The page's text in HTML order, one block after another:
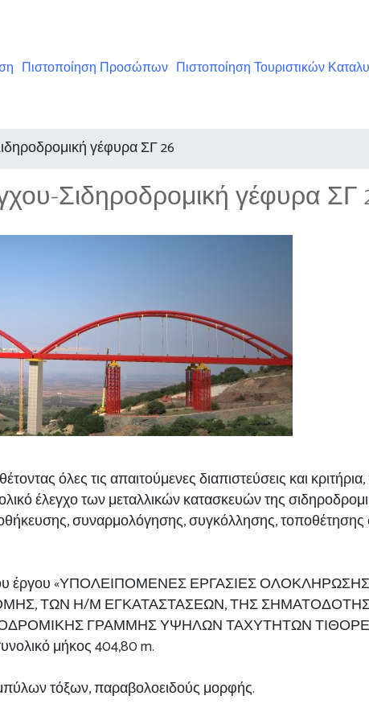
Πιστοποίηση Προσώπων Πιστοποίηση Τουριστικών
γέφυρα ΣΓ 26
Σιδηροδρομική γέφυρα ΣΓ
όλες τις απαιτούμενες διαπιστεύσεις και
έλεγχο των μεταλλικών κατασκευών της
συναρμολόγησης, συγκόλλησης, τοποθέτησης
του έργου «ΥΠΟΛΕΙΠΟΜΕΝΕΣ ΕΡΓΑΣΙΕΣ
ΤΩΝ Η/Μ ΕΓΚΑΤΑΣΤΑΣΕΩΝ, ΤΗΣ
ΓΡΑΜΜΗΣ ΥΨΗΛΩΝ ΤΑΧΥΤΗΤΩΝ
μήκος 404,80 m.
τόξων, παραβολοειδούς μορφής.